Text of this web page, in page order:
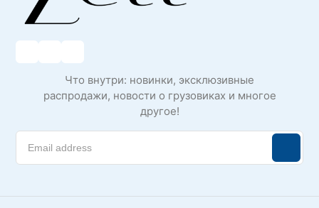
Что внутри: новинки, эксклюзивные
распродажи, новости о грузовиках и многое
другое!